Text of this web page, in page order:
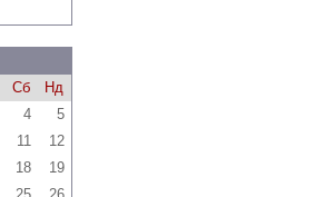
Сб
Нд
4
5
11
12
18
19